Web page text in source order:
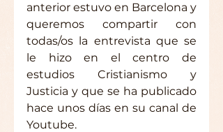
anterior estuvo en Barcelona y
queremos compartir con
todas/os la entrevista que se
le hizo en el centro de
estudios Cristianismo y
Justicia y que se ha publicado
hace unos días en su canal de
Youtube.